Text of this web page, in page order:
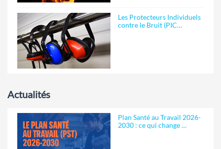
Les Protecteurs Individuels
contre le Bruit (PIC…
Actualités
Plan Santé au Travail 2026-
2030 : ce qui change …